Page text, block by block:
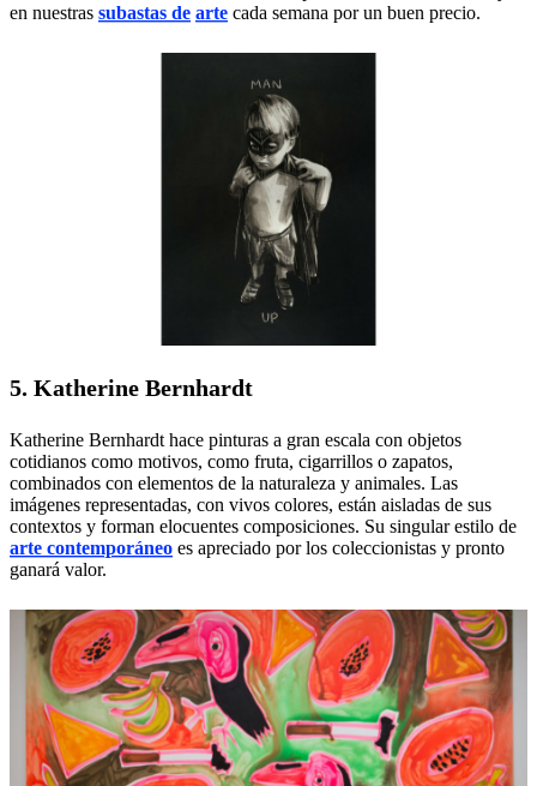
en nuestras subastas de arte cada semana por un buen precio.
5. Katherine Bernhardt
Katherine Bernhardt hace pinturas a gran escala con objetos
cotidianos como motivos, como fruta, cigarrillos o zapatos,
combinados con elementos de la naturaleza y animales. Las
imágenes representadas, con vivos colores, están aisladas de sus
contextos y forman elocuentes composiciones. Su singular estilo de
arte contemporáneo es apreciado por los coleccionistas y pronto
ganará valor.